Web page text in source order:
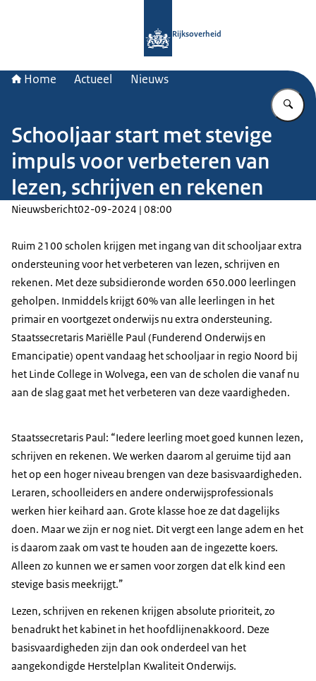
Rijksoverheid
Home Actueel Nieuws
Schooljaar start met stevige
impuls voor verbeteren van
lezen, schrijven en rekenen
Nieuwsbericht02-09-2024 | 08:00
Ruim 2100 scholen krijgen met ingang van dit schooljaar extra
ondersteuning voor het verbeteren van lezen, schrijven en
rekenen. Met deze subsidieronde worden 650.000 leerlingen
geholpen. Inmiddels krijgt 60% van alle leerlingen in het
primair en voortgezet onderwijs nu extra ondersteuning.
Staatssecretaris Mariëlle Paul (Funderend Onderwijs en
Emancipatie) opent vandaag het schooljaar in regio Noord bij
het Linde College in Wolvega, een van de scholen die vanaf nu
aan de slag gaat met het verbeteren van deze vaardigheden.
Staatssecretaris Paul: “Iedere leerling moet goed kunnen lezen,
schrijven en rekenen. We werken daarom al geruime tijd aan
het op een hoger niveau brengen van deze basisvaardigheden.
Leraren, schoolleiders en andere onderwijsprofessionals
werken hier keihard aan. Grote klasse hoe ze dat dagelijks
doen. Maar we zijn er nog niet. Dit vergt een lange adem en het
is daarom zaak om vast te houden aan de ingezette koers.
Alleen zo kunnen we er samen voor zorgen dat elk kind een
stevige basis meekrijgt.”
Lezen, schrijven en rekenen krijgen absolute prioriteit, zo
benadrukt het kabinet in het hoofdlijnenakkoord. Deze
basisvaardigheden zijn dan ook onderdeel van het
aangekondigde Herstelplan Kwaliteit Onderwijs.